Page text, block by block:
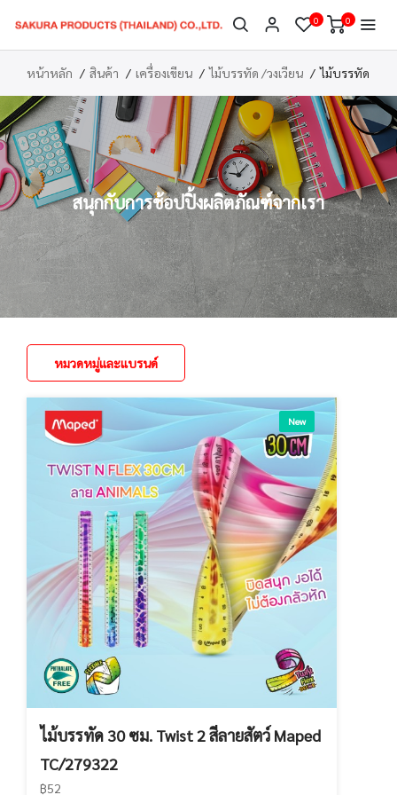
0 0
หน้าหลัก สินค้า เครื่องเขียน ไม้บรรทัด /วงเวียน ไม้บรรทัด
สนุกกับการช้อปปิ้งผลิตภัณฑ์จากเรา
หมวดหมู่และแบรนด์
New
ไม้บรรทัด 30 ซม. Twist 2 สีลายสัตว์ Maped
TC/279322
฿52